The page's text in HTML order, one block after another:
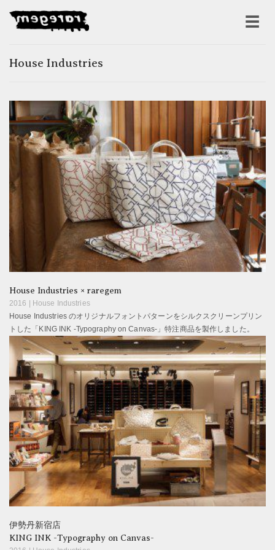
House Industries
House Industries × raregem
2016 | House Industries
House Industries のオリジナルフォントパターンをシルクスクリーンプリン
トした「KING INK -Typography on Canvas-」特注商品を製作しました。
伊勢丹新宿店
KING INK -Typography on Canvas-